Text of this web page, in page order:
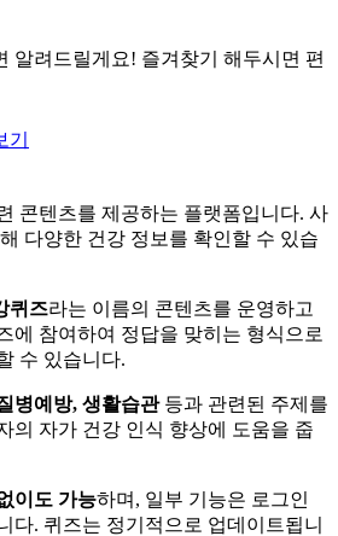
알려드릴게요! 즐겨찾기 해두시면 편
콘텐츠를 제공하는 플랫폼입니다. 사
다양한 건강 정보를 확인할 수 있습
퀴즈라는 이름의 콘텐츠를 운영하고
에 참여하여 정답을 맞히는 형식으로
수 있습니다.
병예방, 생활습관등과 관련된 주제를
의 자가 건강 인식 향상에 도움을 줍
이도 가능하며, 일부 기능은 로그인
다. 퀴즈는 정기적으로 업데이트됩니